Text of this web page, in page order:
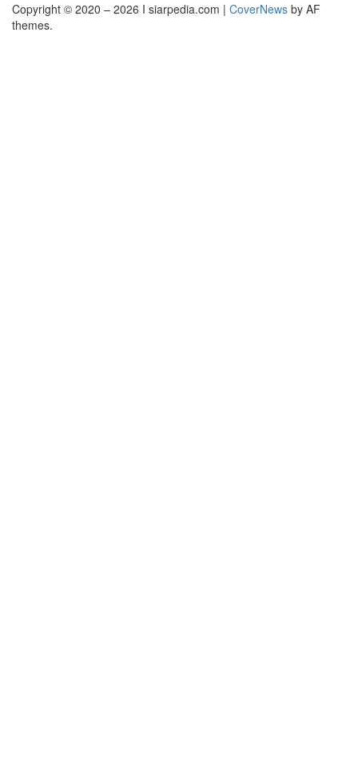
Copyright © 2020 – 2026 I siarpedia.com | CoverNews by AF
themes.